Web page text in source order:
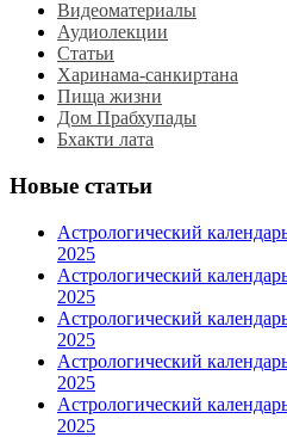
Видеоматериалы
Аудиолекции
Статьи
Харинама-санкиртана
Пища жизни
Дом Прабхупады
Бхакти лата
Новые статьи
Астрологический
2025
Астрологический
2025
Астрологический
2025
Астрологический
2025
Астрологический
2025